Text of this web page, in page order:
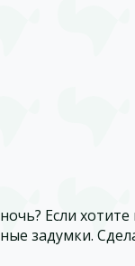
Если
задумки.